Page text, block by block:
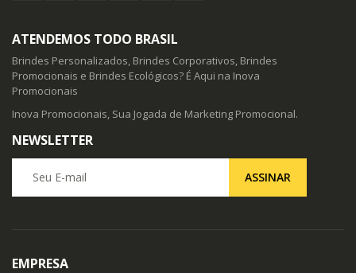
ATENDEMOS TODO BRASIL
Brindes Personalizados, Brindes Corporativos, Brindes
Promocionais e Brindes Ecológicos? É Aqui na Inova
Promocionais
Inova Promocionais, Sua Jogada de Marketing Promocional.
NEWSLETTER
ASSINAR
EMPRESA